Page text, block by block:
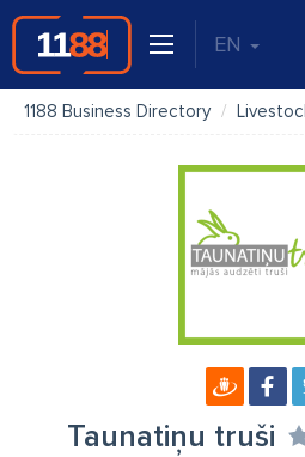
EN
1188 Business Directory
Taunatiņu truši